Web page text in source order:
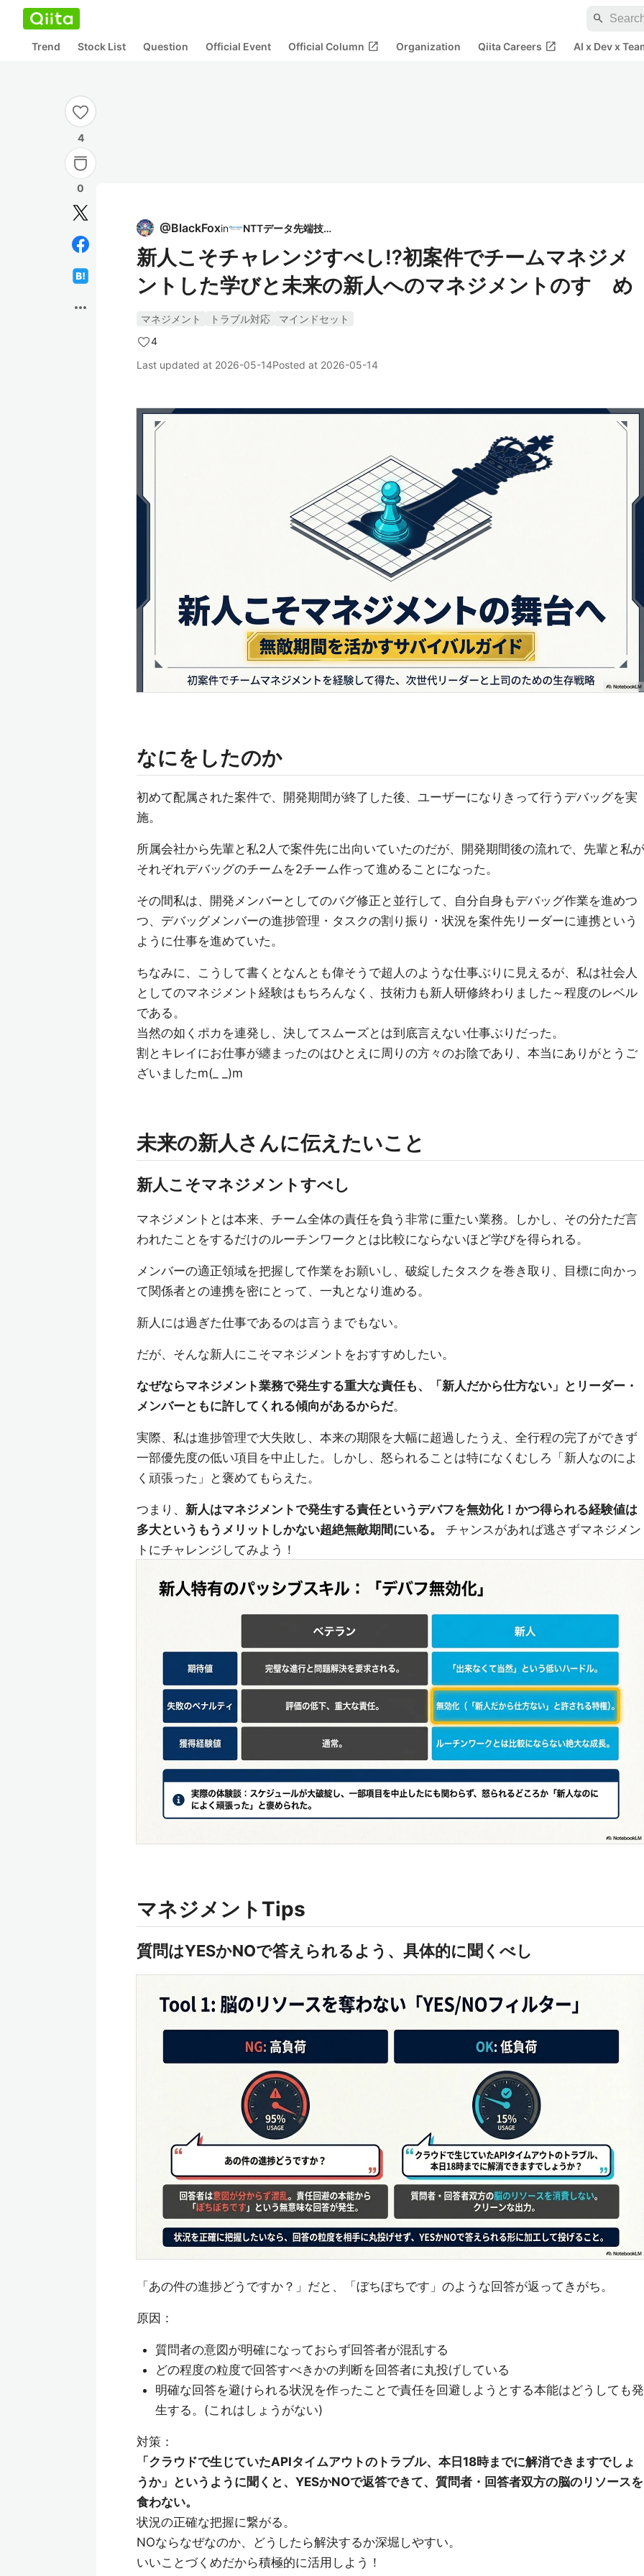
search
Trend Stock List Question Official Event Official Column open_in_new Organization Qiita Careers open_in_new AI x Dev x
4
0
more_horiz
@BlackFoxin NTTデータ先端技術
新人こそチャレンジすべし⁉初案件でチームマネジメ
ントした学びと未来の新人へのマネジメントのすゝめ
マネジメント トラブル対応
マインドセット
4
Last updated at 2026-05-14Posted at 2026-05-14
なにをしたのか
初めて配属された案件で、開発期間が終了した後、ユーザーになりきって行うデバッグを実
施。
所属会社から先輩と私2人で案件先に出向いていたのだが、開発期間後の流れで、先輩と私が
それぞれデバッグのチームを2チーム作って進めることになった。
その間私は、開発メンバーとしてのバグ修正と並行して、自分自身もデバッグ作業を進めつ
つ、デバッグメンバーの進捗管理・タスクの割り振り・状況を案件先リーダーに連携という
ように仕事を進めていた。
ちなみに、こうして書くとなんとも偉そうで超人のような仕事ぶりに見えるが、私は社会人
としてのマネジメント経験はもちろんなく、技術力も新人研修終わりました～程度のレベル
である。
当然の如くポカを連発し、決してスムーズとは到底言えない仕事ぶりだった。
割とキレイにお仕事が纏まったのはひとえに周りの方々のお陰であり、本当にありがとうご
ざいましたm(_ _)m
未来の新人さんに伝えたいこと
新人こそマネジメントすべし
マネジメントとは本来、チーム全体の責任を負う非常に重たい業務。しかし、その分ただ言
われたことをするだけのルーチンワークとは比較にならないほど学びを得られる。
メンバーの適正領域を把握して作業をお願いし、破綻したタスクを巻き取り、目標に向かっ
て関係者との連携を密にとって、一丸となり進める。
新人には過ぎた仕事であるのは言うまでもない。
だが、そんな新人にこそマネジメントをおすすめしたい。
なぜならマネジメント業務で発生する重大な責任も、「新人だから仕方ない」とリーダー・
メンバーともに許してくれる傾向があるからだ。
実際、私は進捗管理で大失敗し、本来の期限を大幅に超過したうえ、全行程の完了ができず
一部優先度の低い項目を中止した。しかし、怒られることは特になくむしろ「新人なのによ
く頑張った」と褒めてもらえた。
つまり、 新人はマネジメントで発生する責任というデバフを無効化！かつ得られる経験値は
多大というもうメリットしかない超絶無敵期間にいる。
チャンスがあれば逃さずマネジメン
トにチャレンジしてみよう！
マネジメントTips
質問はYESかNOで答えられるよう、具体的に聞くべし
「あの件の進捗どうですか？」だと、「ぼちぼちです」のような回答が返ってきがち。
原因：
質問者の意図が明確になっておらず回答者が混乱する
どの程度の粒度で回答すべきかの判断を回答者に丸投げしている
明確な回答を避けられる状況を作ったことで責任を回避しようとする本能はどうしても発
生する。(これはしょうがない)
対策：
「クラウドで生じていたAPIタイムアウトのトラブル、本日18時までに解消できますでしょ
うか」というように聞くと、YESかNOで返答できて、質問者・回答者双方の脳のリソースを
食わない。
状況の正確な把握に繋がる。
NOならなぜなのか、どうしたら解決するか深堀しやすい。
いいことづくめだから積極的に活用しよう！